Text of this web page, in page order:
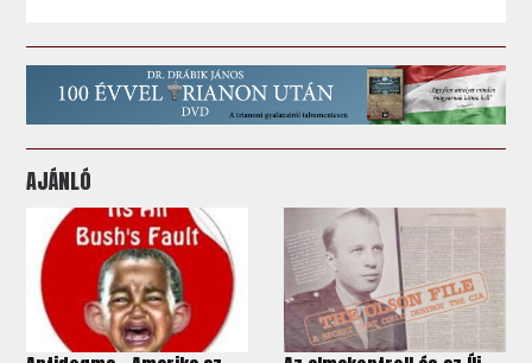
AJÁNLÓ